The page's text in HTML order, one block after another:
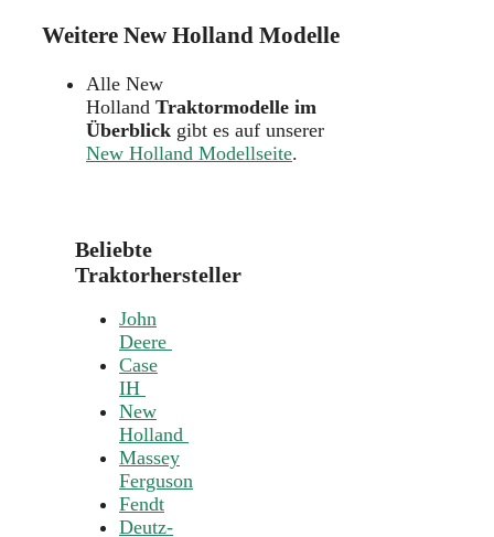
Weitere New Holland Modelle
Alle New
Holland Traktormodelle im
Überblick gibt es auf unserer
New Holland Modellseite.
Beliebte
Traktorhersteller
John
Deere
Case
IH
New
Holland
Massey
Ferguson
Fendt
Deutz-